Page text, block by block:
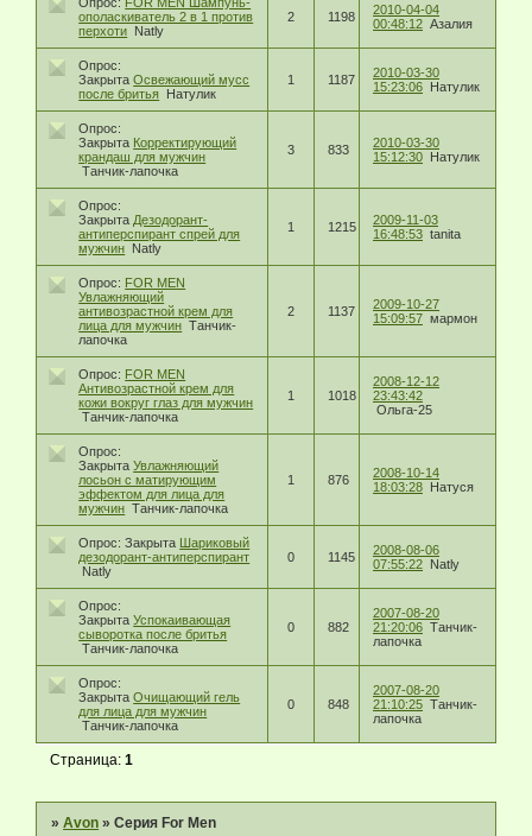
ополаскиватель 2 в 1 против
перхоти Natly
2 1198
2010-04-04
00:48:12 Азалия
Опрос:
ЗакрытаОсвежающий мусс
после бритья Натулик
1 1187
2010-03-30
15:23:06 Натулик
Опрос:
Закрыта Корректирующий
крандаш для мужчин
Танчик-лапочка
3 833
2010-03-30
15:12:30 Натулик
Опрос:
Закрыта Дезодорант-
антиперспирант спрей для
мужчин Natly
1 1215
2009-11-03
16:48:53 tanita
Опрос: FOR MEN
Увлажняющий
антивозрастной крем для
лица для мужчин Танчик-
лапочка
2 1137
2009-10-27
15:09:57 мармон
Опрос: FOR MEN
Антивозрастной крем для
кожи вокруг глаз для мужчин
Танчик-лапочка
1 1018
2008-12-12
23:43:42
Ольга-25
Опрос:
ЗакрытаУвлажняющий
лосьон с матирующим
эффектом для лица для
мужчин Танчик-лапочка
1 876
2008-10-14
18:03:28 Натуся
Опрос: Закрыта Шариковый
дезодорант-антиперспирант
Natly
0 1145
2008-08-06
07:55:22 Natly
Опрос:
ЗакрытаУспокаивающая
сыворотка после бритья
Танчик-лапочка
0 882
2007-08-20
21:20:06 Танчик-
лапочка
Опрос:
ЗакрытаОчищающий гель
для лица для мужчин
Танчик-лапочка
0 848
2007-08-20
21:10:25 Танчик-
лапочка
Страница:1
»Avon »Серия For Men